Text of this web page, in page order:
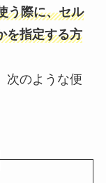
う際に、セル
を指定する方
次のような便